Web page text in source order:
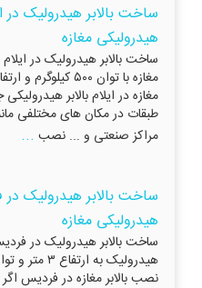
ساخت بالابر هیدرولیک در
هیدرولیکی مغازه
ساخت بالابر هیدرولیک در
مغازه در ایلام بالابر
طبقات در مکان های مختلفی
مراکز صنعتی و ... نصب ...
ساخت بالابر هیدرولیک
هیدرولیکی مغازه
ساخت بالابر هیدرولیک در
نصب بالابر مغازه در فردیس